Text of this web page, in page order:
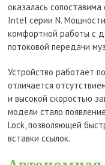
оказалась
Intel серии N.
комфортной работы с
потоковой передачи
Устройство работает
отличается
и высокой скоростью
модели стало
Lock, позволяющей
вставки ссылок.